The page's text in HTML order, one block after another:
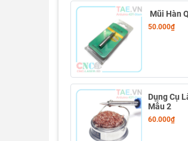
Mũi Hàn
50.000₫
Dụng Cụ
Mẫu 2
60.000₫